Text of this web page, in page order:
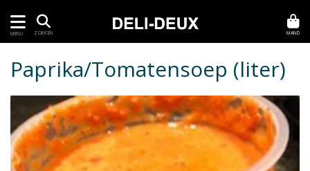
MENU ZOEKEN MAND
Paprika/Tomatensoep (liter)